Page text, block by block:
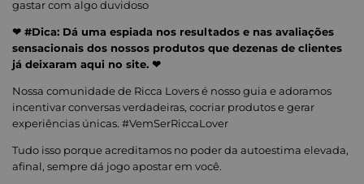
gastar com algo duvidoso
❤ #Dica: Dá uma espiada nos resultados e nas avaliações
sensacionais dos nossos produtos que dezenas de clientes
já deixaram aqui no site. ❤
Nossa comunidade de Ricca Lovers é nosso guia e adoramos
incentivar conversas verdadeiras, cocriar produtos e gerar
experiências únicas. #VemSerRiccaLover
Tudo isso porque acreditamos no poder da autoestima elevada,
afinal, sempre dá jogo apostar em você.